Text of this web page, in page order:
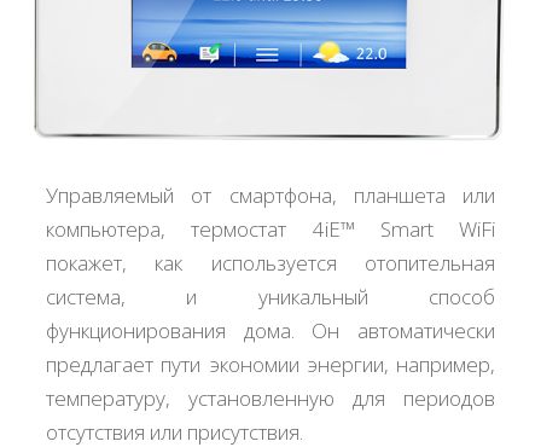
Управляемый от смартфона, планшета или
компьютера, термостат 4iE™ Smart WiFi
покажет, как используется отопительная
система, и уникальный способ
функционирования дома. Он автоматически
предлагает пути экономии энергии, например,
температуру, установленную для периодов
отсутствия или присутствия.